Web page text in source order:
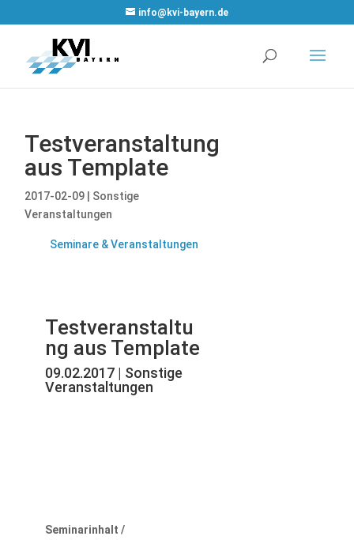
info@kvi-bayern.de
Testveranstaltung
aus Template
2017-02-09
Sonstige
Veranstaltungen
Seminare & Veranstaltungen
Testveranstaltu
ng aus Template
09.02.2017 | Sonstige
Veranstaltungen
Seminarinhalt /
Plugin von Real